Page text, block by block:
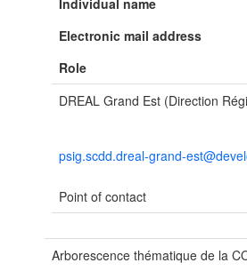
Individual name
Electronic mail address
Role
DREAL Grand Est (Direction
psig.scdd.dreal-grand-
Point of contact
Arborescence thématique de la